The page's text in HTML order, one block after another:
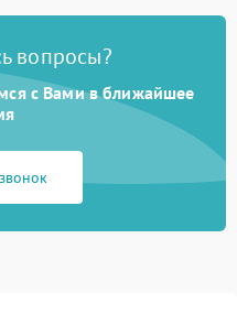
вопросы?
с Вами в ближайшее